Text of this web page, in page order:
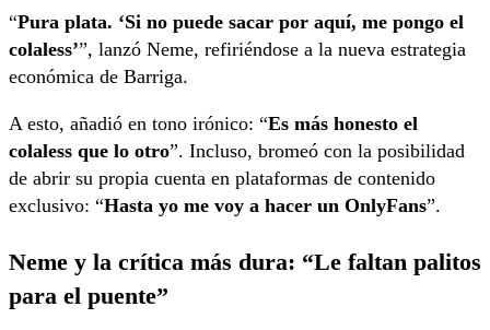
“Pura plata. ‘Si no puede sacar por aquí, me pongo el
colaless’”, lanzó Neme, refiriéndose a la nueva estrategia
económica de Barriga.
A esto, añadió en tono irónico: “Es más honesto el
colaless que lo otro”. Incluso, bromeó con la posibilidad
de abrir su propia cuenta en plataformas de contenido
exclusivo: “Hasta yo me voy a hacer un OnlyFans”.
Neme y la crítica más dura: “Le faltan palitos
para el puente”